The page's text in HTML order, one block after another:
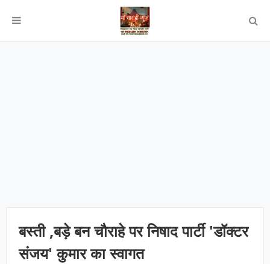
बस्ती ,बड़े बन चौराहे पर निषाद पार्टी 'डॉक्टर
संजय' कुमार का स्वागत